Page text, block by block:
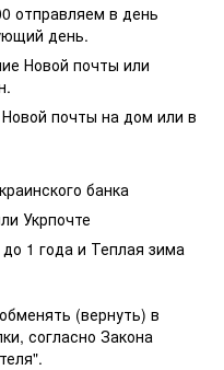
отправляем в день
день.
Новой почты или
почты на дом или в
банка
Укрпочте
1 года и Теплая зима
(вернуть) в
согласно Закона